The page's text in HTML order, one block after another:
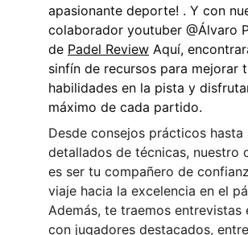
apasionante deporte! . Y con
colaborador youtuber @Álvaro
de Padel Review Aquí,
sinfín de recursos para mejorar
habilidades en la pista y
máximo de cada partido.
Desde consejos prácticos hasta
detallados de técnicas, nuestro
es ser tu compañero de
viaje hacia la excelencia en el
Además, te traemos entrevistas
con jugadores destacados,